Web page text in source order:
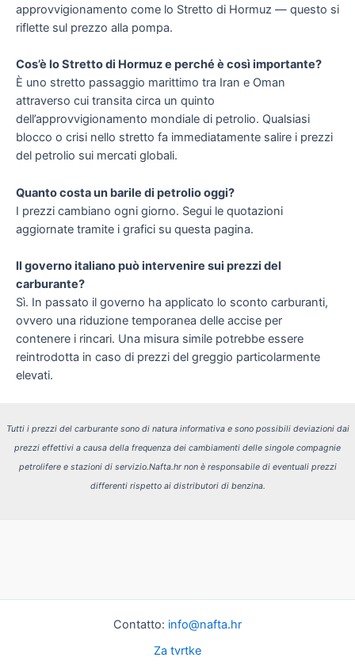
approvvigionamento come lo Stretto di Hormuz — questo si
riflette sul prezzo alla pompa.
Cos’è lo Stretto di Hormuz e perché è così importante?
È uno stretto passaggio marittimo tra Iran e Oman
attraverso cui transita circa un quinto
dell’approvvigionamento mondiale di petrolio. Qualsiasi
blocco o crisi nello stretto fa immediatamente salire i prezzi
del petrolio sui mercati globali.
Quanto costa un barile di petrolio oggi?
I prezzi cambiano ogni giorno. Segui le quotazioni
aggiornate tramite i grafici su questa pagina.
Il governo italiano può intervenire sui prezzi del
carburante?
Sì. In passato il governo ha applicato lo sconto carburanti,
ovvero una riduzione temporanea delle accise per
contenere i rincari. Una misura simile potrebbe essere
reintrodotta in caso di prezzi del greggio particolarmente
elevati.
Tutti i prezzi del carburante sono di natura informativa e sono possibili deviazioni dai
prezzi effettivi a causa della frequenza dei cambiamenti delle singole compagnie
petrolifere e stazioni di servizio.Nafta.hr non è responsabile di eventuali prezzi
differenti rispetto ai distributori di benzina.
Contatto: info@nafta.hr
Za tvrtke